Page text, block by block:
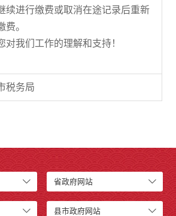
续进行缴费或取消在途记录后重新
费。
对我们工作的理解和支持！
税务局
省政府网站
县市政府网站